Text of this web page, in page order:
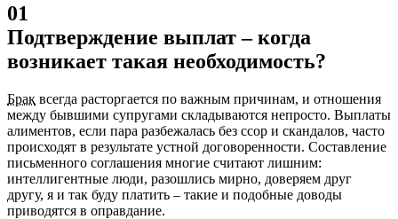
01
Подтверждение выплат – когда
возникает такая необходимость?
Брак всегда расторгается по важным причинам, и отношения
между бывшими супругами складываются непросто. Выплаты
алиментов, если пара разбежалась без ссор и скандалов, часто
происходят в результате устной договоренности. Составление
письменного соглашения многие считают лишним:
интеллигентные люди, разошлись мирно, доверяем друг
другу, я и так буду платить – такие и подобные доводы
приводятся в оправдание.